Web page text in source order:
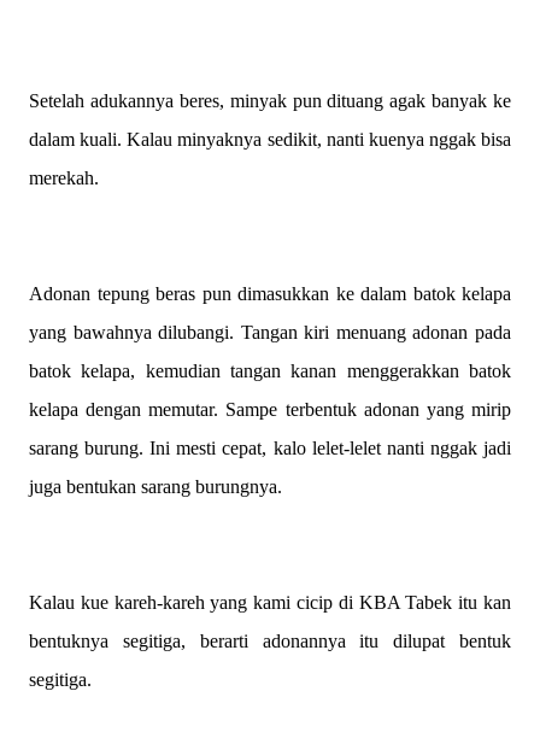
Setelah adukannya beres, minyak pun dituang agak banyak ke
dalam kuali. Kalau minyaknya sedikit, nanti kuenya nggak bisa
merekah.
Adonan tepung beras pun dimasukkan ke dalam batok kelapa
yang bawahnya dilubangi. Tangan kiri menuang adonan pada
batok kelapa, kemudian tangan kanan menggerakkan batok
kelapa dengan memutar. Sampe terbentuk adonan yang mirip
sarang burung. Ini mesti cepat, kalo lelet-lelet nanti nggak jadi
juga bentukan sarang burungnya.
Kalau kue kareh-kareh yang kami cicip di KBA Tabek itu kan
bentuknya segitiga, berarti adonannya itu dilupat bentuk
segitiga.